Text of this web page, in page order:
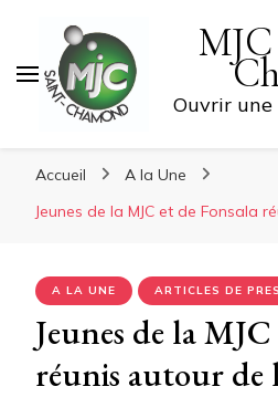
Ouvrir
Accueil
A la Une
Jeunes de la MJC et de Fonsala
A LA UNE ARTICLES DE
Jeunes de la
réunis autour de